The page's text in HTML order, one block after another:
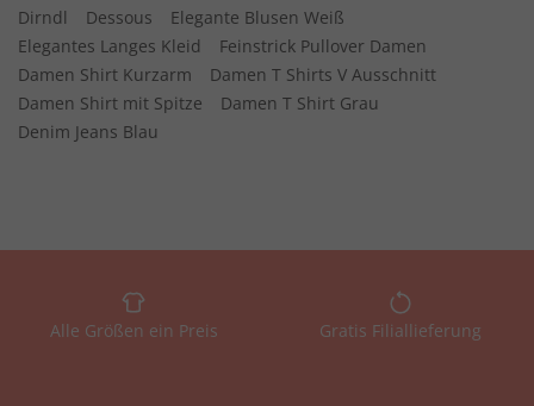
Dirndl Dessous
Elegante Blusen Weiß
Elegantes Langes Kleid
Feinstrick Pullover Damen
Damen Shirt Kurzarm
Damen T Shirts V Ausschnitt
Damen Shirt mit Spitze
Damen T Shirt Grau
Denim Jeans Blau
Alle Größen ein Preis Gratis Filiallieferung